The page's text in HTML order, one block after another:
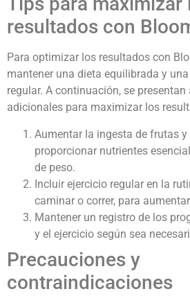
resultados con
Para optimizar los resultados con
mantener una dieta equilibrada y
regular. A continuación, se
adicionales para maximizar los
Aumentar la ingesta de frutas y
proporcionar nutrientes
de peso.
Incluir ejercicio regular en la
caminar o correr, para
Mantener un registro de los
y el ejercicio según sea
Precauciones y
contraindicaciones